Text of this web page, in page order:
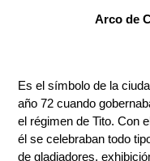
Arco de
Es el símbolo de la
año 72 cuando
el régimen de Tito. Con
él se celebraban todo
de gladiadores,